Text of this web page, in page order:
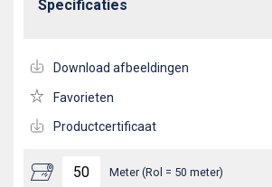
Meter (Rol = 50 meter)
Specificaties
Download afbeeldingen
Favorieten
Productcertificaat